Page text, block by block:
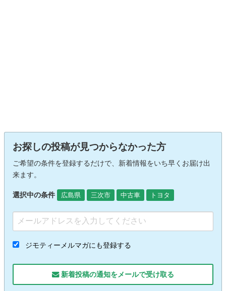
お探しの投稿が見つからなかった方
ご希望の条件を登録するだけで、新着情報をいち早くお届け出
来ます。
選択中の条件 広島県 三次市 中古車 トヨタ
ジモティーメルマガにも登録する
新着投稿の通知をメールで受け取る